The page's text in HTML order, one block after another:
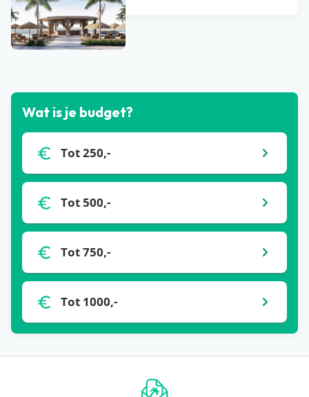
Bekijk alle blogs
Wat is je budget?
Tot 250,-
Tot 500,-
Tot 750,-
Tot 1000,-